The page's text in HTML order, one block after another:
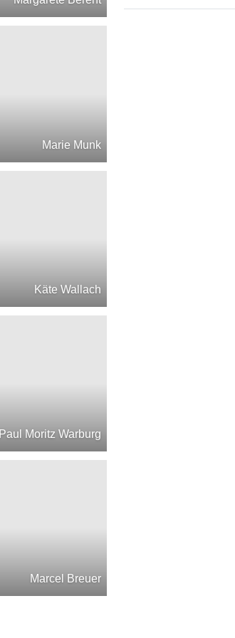
Marie Munk
Käte Wallach
Paul Moritz Warburg
Marcel Breuer